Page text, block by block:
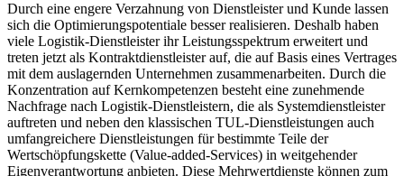
Durch eine engere Verzahnung von Dienstleister und Kunde lassen
sich die Optimierungspotentiale besser realisieren. Deshalb haben
viele Logistik-Dienstleister ihr Leistungsspektrum erweitert und
treten jetzt als Kontraktdienstleister auf, die auf Basis eines Vertrages
mit dem auslagernden Unternehmen zusammenarbeiten. Durch die
Konzentration auf Kernkompetenzen besteht eine zunehmende
Nachfrage nach Logistik-Dienstleistern, die als Systemdienstleister
auftreten und neben den klassischen TUL-Dienstleistungen auch
umfangreichere Dienstleistungen für bestimmte Teile der
Wertschöpfungskette (Value-added-Services) in weitgehender
Eigenverantwortung anbieten. Diese Mehrwertdienste können zum